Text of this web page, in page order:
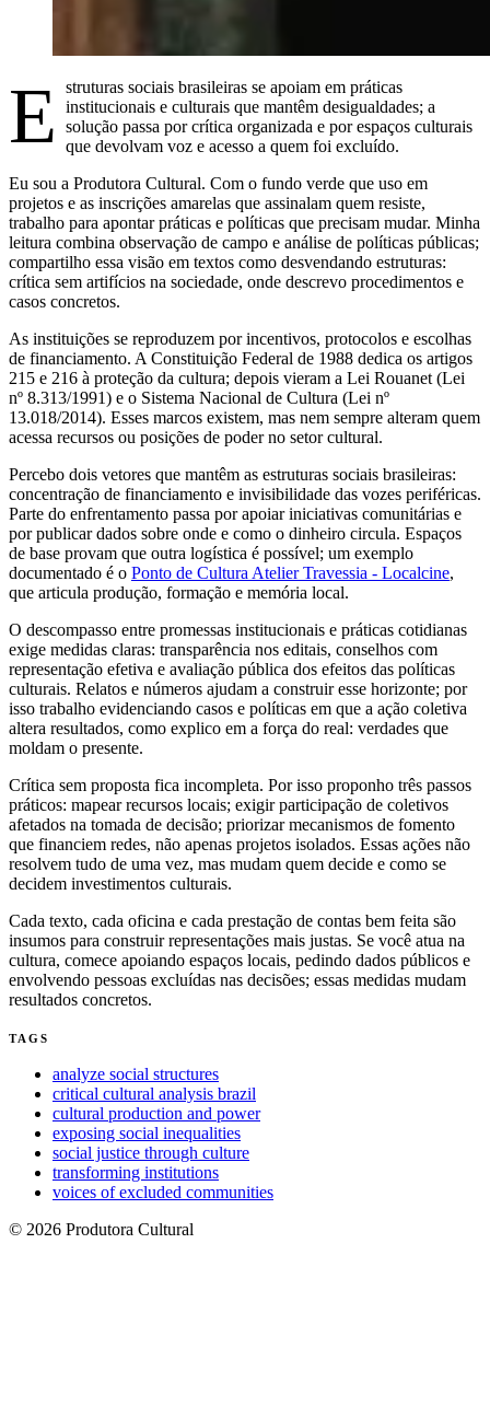
E
struturas sociais brasileiras se apoiam em práticas
institucionais e culturais que mantêm desigualdades; a
solução passa por crítica organizada e por espaços culturais
que devolvam voz e acesso a quem foi excluído.
Eu sou a Produtora Cultural. Com o fundo verde que uso em
projetos e as inscrições amarelas que assinalam quem resiste,
trabalho para apontar práticas e políticas que precisam mudar. Minha
leitura combina observação de campo e análise de políticas públicas;
compartilho essa visão em textos como desvendando estruturas:
crítica sem artifícios na sociedade, onde descrevo procedimentos e
casos concretos.
As instituições se reproduzem por incentivos, protocolos e escolhas
de financiamento. A Constituição Federal de 1988 dedica os artigos
215 e 216 à proteção da cultura; depois vieram a Lei Rouanet (Lei
nº 8.313/1991) e o Sistema Nacional de Cultura (Lei nº
13.018/2014). Esses marcos existem, mas nem sempre alteram quem
acessa recursos ou posições de poder no setor cultural.
Percebo dois vetores que mantêm as estruturas sociais brasileiras:
concentração de financiamento e invisibilidade das vozes periféricas.
Parte do enfrentamento passa por apoiar iniciativas comunitárias e
por publicar dados sobre onde e como o dinheiro circula. Espaços
de base provam que outra logística é possível; um exemplo
documentado é o Ponto de Cultura Atelier Travessia - Localcine,
que articula produção, formação e memória local.
O descompasso entre promessas institucionais e práticas cotidianas
exige medidas claras: transparência nos editais, conselhos com
representação efetiva e avaliação pública dos efeitos das políticas
culturais. Relatos e números ajudam a construir esse horizonte; por
isso trabalho evidenciando casos e políticas em que a ação coletiva
altera resultados, como explico em a força do real: verdades que
moldam o presente.
Crítica sem proposta fica incompleta. Por isso proponho três passos
práticos: mapear recursos locais; exigir participação de coletivos
afetados na tomada de decisão; priorizar mecanismos de fomento
que financiem redes, não apenas projetos isolados. Essas ações não
resolvem tudo de uma vez, mas mudam quem decide e como se
decidem investimentos culturais.
Cada texto, cada oficina e cada prestação de contas bem feita são
insumos para construir representações mais justas. Se você atua na
cultura, comece apoiando espaços locais, pedindo dados públicos e
envolvendo pessoas excluídas nas decisões; essas medidas mudam
resultados concretos.
TAGS
analyze social structures
critical cultural analysis brazil
cultural production and power
exposing social inequalities
social justice through culture
transforming institutions
voices of excluded communities
© 2026 Produtora Cultural